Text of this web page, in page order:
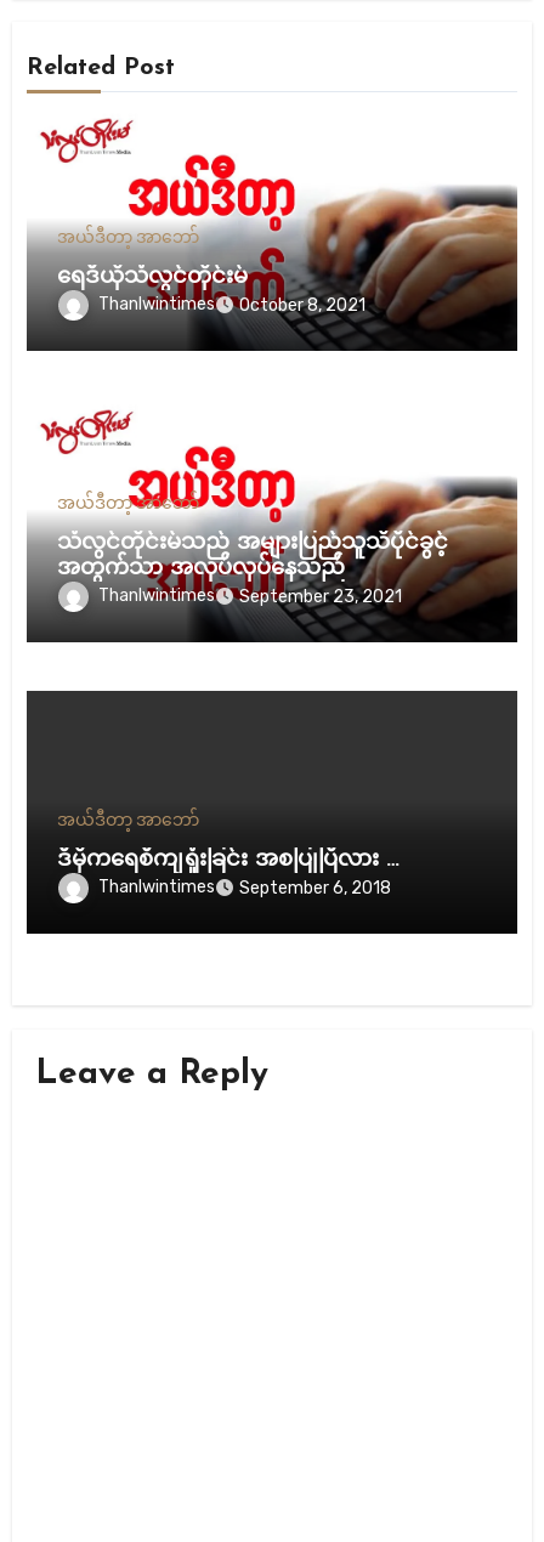
Related Post
အယ်ဒီတာ့ အာဘော်
ရေဒီယိုသံလွင်တိုင်းမ်
Thanlwintimes October 8, 2021
အယ်ဒီတာ့ အာဘော်
သံလွင်တိုင်းမ်သည် အများပြည်သူသိပိုင်ခွင့်
အတွက်သာ အလုပ်လုပ်နေသည်
Thanlwintimes September 23, 2021
အယ်ဒီတာ့ အာဘော်
ဒီမိုကရေစီကျရှုံးခြင်း အစပြုပြီလား …
Thanlwintimes September 6, 2018
Leave a Reply